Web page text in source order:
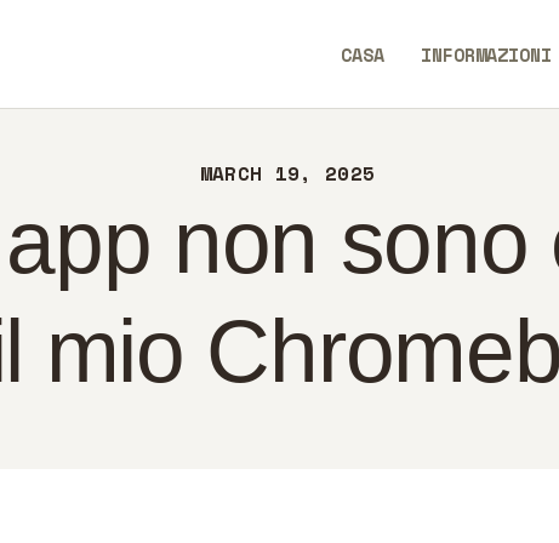
CASA INFORMAZIONI
MARCH 19, 2025
non sono
mio